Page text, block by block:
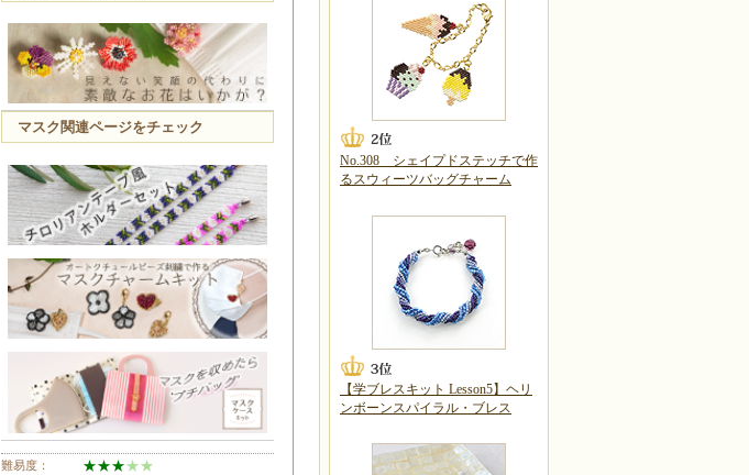
マスク関連ページをチェック
難易度： ★★★★★
No.308 シェイプドステッチで作
るスウィーツバッグチャーム
【学ブレスキット Lesson5】ヘリ
ンボーンスパイラル・ブレス